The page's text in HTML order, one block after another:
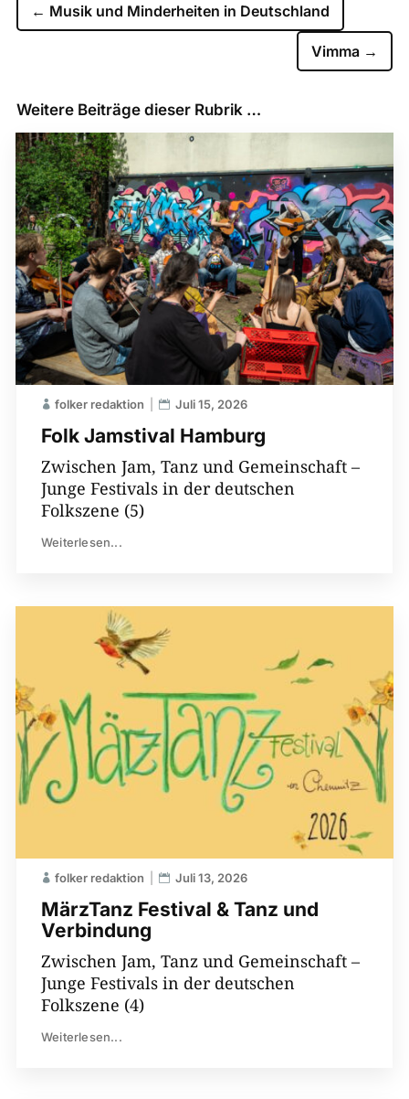
← Musik und Minderheiten in Deutschland
Vimma →
Weitere Beiträge dieser Rubrik …
Folk Jamstival Hamburg
folker redaktion Juli 15, 2026
Zwischen Jam, Tanz und Gemeinschaft –
Junge Festivals in der deutschen
Folkszene (5)
Weiterlesen...
MärzTanz Festival & Tanz und
Verbindung
folker redaktion Juli 13, 2026
Zwischen Jam, Tanz und Gemeinschaft –
Junge Festivals in der deutschen
Folkszene (4)
Weiterlesen...